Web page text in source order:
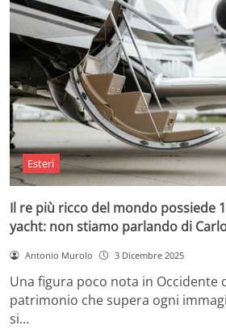
Esteri
Il re più ricco del mondo possiede
yacht: non stiamo parlando di
Antonio Murolo 3 Dicembre 2025
Una figura poco nota in Occidente
patrimonio che supera ogni
si…